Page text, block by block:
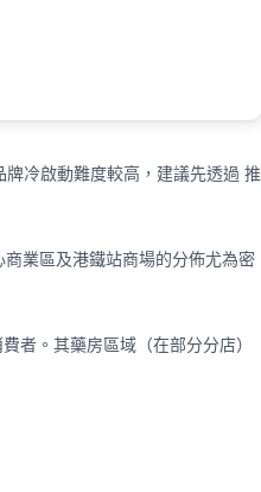
冷啟動難度較高，建議先透過 推
業區及港鐵站商場的分佈尤為密
者。其藥房區域（在部分分店）